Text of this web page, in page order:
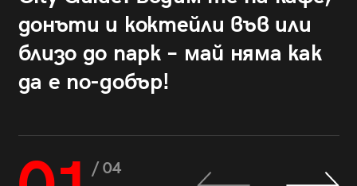
донъти и коктейли във или
близо до парк – май няма как
да е по-добър!
/ 04